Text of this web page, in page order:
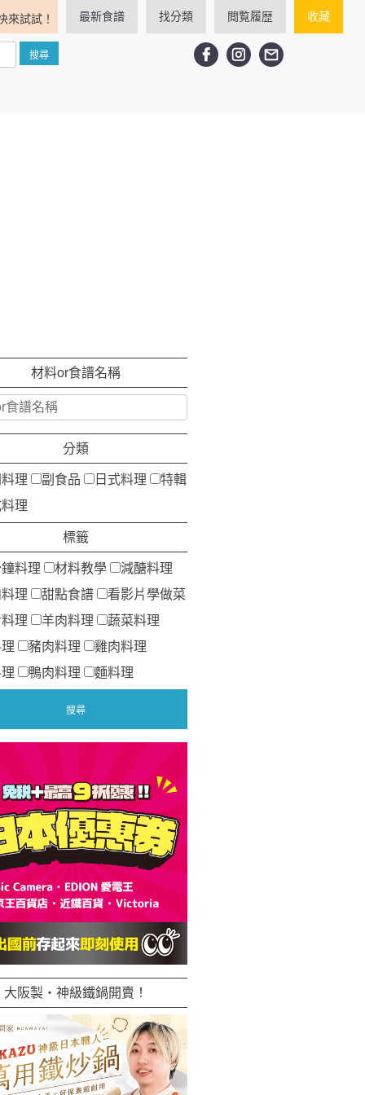
來試試！ 最新食譜 找分類 閲覧履歴 收藏
材料or食譜名稱
分類
理 副食品 日式料理
特輯
理
標籤
料理 材料教學
減醣料理
理
甜點食譜
看影片學做菜
理
羊肉料理
蔬菜料理
豬肉料理
雞肉料理
鴨肉料理 麵料理
大阪製・神級鐵鍋開賣！